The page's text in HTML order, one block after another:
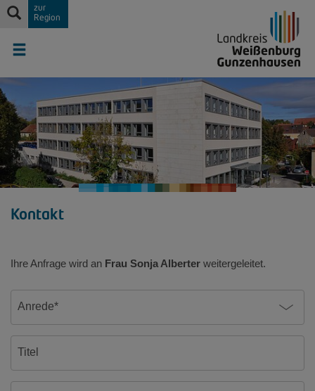
zur
Region
Kontakt
Ihre Anfrage wird an Frau Sonja Alberter weitergeleitet.
Anrede*
Titel